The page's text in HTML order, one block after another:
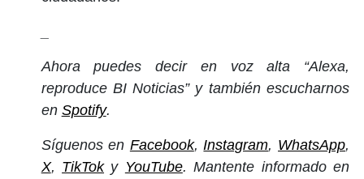
Ahora puedes decir en voz alta “Alexa,
reproduce BI Noticias” y también escucharnos
en Spotify.
Síguenos en Facebook, Instagram, WhatsApp,
X, TikToky YouTube. Mantente informado en